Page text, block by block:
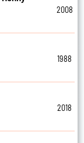
2008
1988
2018